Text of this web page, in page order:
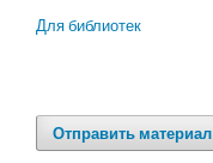
Для библиотек
Отправить материал